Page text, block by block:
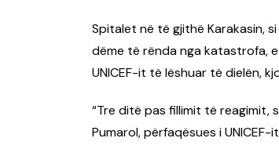
Spitalet në të gjithë Karakasin,
dëme të rënda nga katastrofa,
UNICEF-it të lëshuar të dielën,
“Tre ditë pas fillimit të reagimit,
Pumarol, përfaqësues i UNICEF-